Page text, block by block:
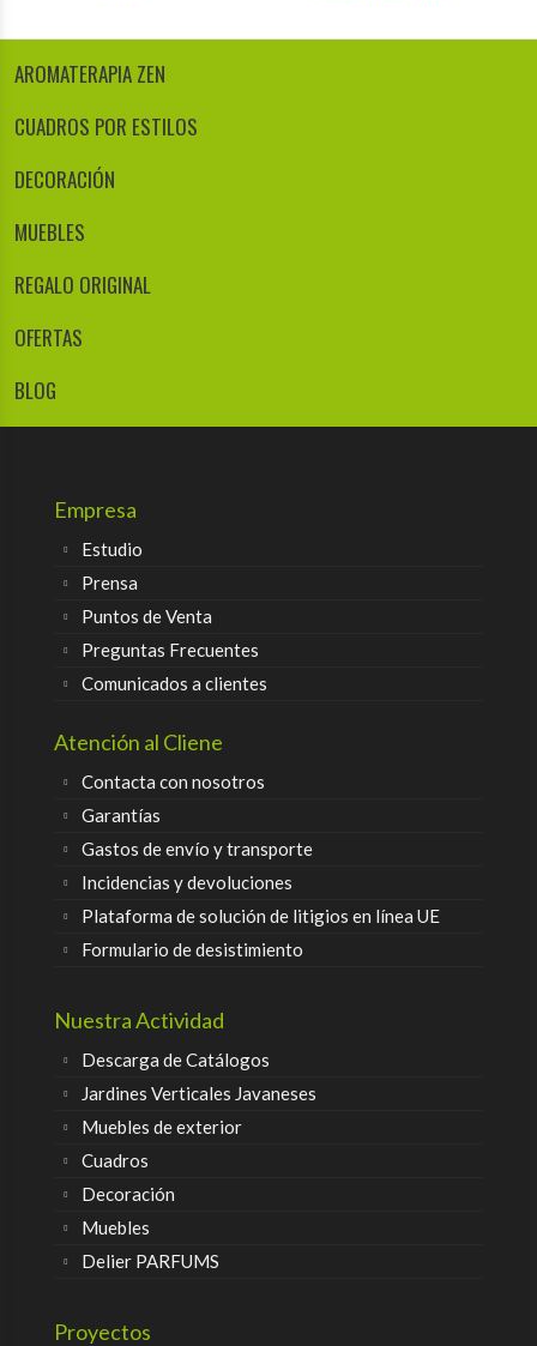
AROMATERAPIA ZEN
CUADROS POR ESTILOS
DECORACIÓN
MUEBLES
REGALO ORIGINAL
OFERTAS
BLOG
Empresa
Estudio
Prensa
Puntos de Venta
Preguntas Frecuentes
Comunicados a clientes
Atención al Cliene
Contacta con nosotros
Garantías
Gastos de envío y transporte
Incidencias y devoluciones
Plataforma de solución de litigios en línea UE
Formulario de desistimiento
Nuestra Actividad
Descarga de Catálogos
Jardines Verticales Javaneses
Muebles de exterior
Cuadros
Decoración
Muebles
Delier PARFUMS
Proyectos